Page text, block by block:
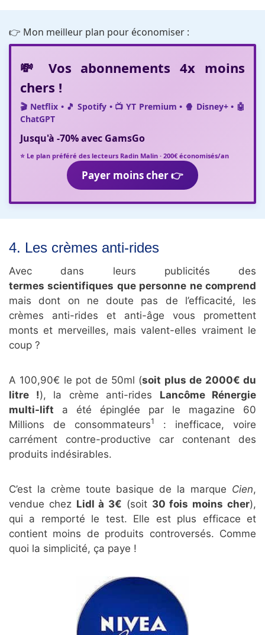
👉 Mon meilleur plan pour économiser :
💸 Vos abonnements 4x moins
chers !
🎬 Netflix • 🎵 Spotify • 📺 YT Premium • 🍿 Disney+ • 🤖
ChatGPT
Jusqu'à -70%avec GamsGo
⭐ Le plan préféré des lecteurs Radin Malin · 200€ économisés/an
Payer moins cher 👉
4. Les crèmes anti-rides
Avec dans leurs publicités des
termes scientifiques que personne ne comprend
mais dont on ne doute pas de l’efficacité, les
crèmes anti-rides et anti-âge vous promettent
monts et merveilles, mais valent-elles vraiment le
coup ?
A 100,90€ le pot de 50ml (soit plus de 2000€ du
litre !), la crème anti-rides Lancôme Rénergie
multi-lift a été épinglée par le magazine 60
Millions de consommateurs1
: inefficace, voire
carrément contre-productive car contenant des
produits indésirables.
C’est la crème toute basique de la marque Cien,
vendue chez Lidl à 3€ (soit 30 fois moins cher),
qui a remporté le test. Elle est plus efficace et
contient moins de produits controversés. Comme
quoi la simplicité, ça paye !